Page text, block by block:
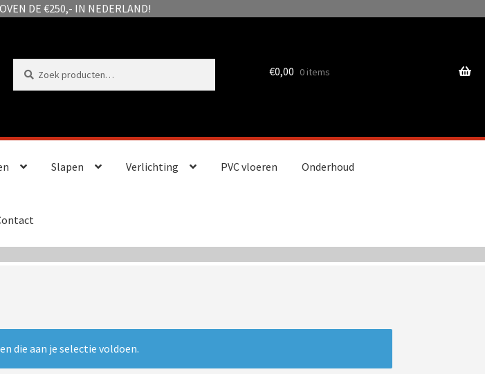
DE €250,- IN NEDERLAND!
naar:
Zoeken
Slapen Verlichting PVC vloeren Onderhoud
€0,00 0 items
die aan je selectie voldoen.